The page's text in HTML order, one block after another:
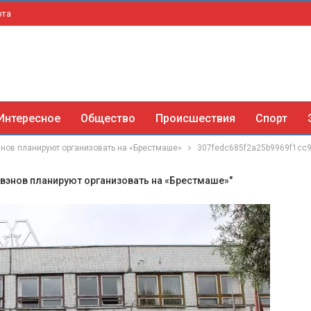
Общество Происшествия Спорт
планируют организовать на «Брестмаше»
планируют организовать на «Брестмаше»"